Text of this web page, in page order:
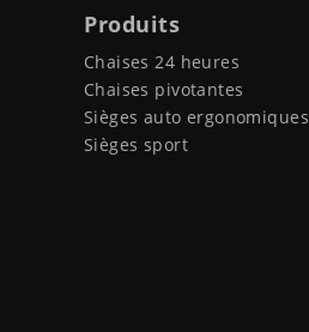
Produits
Chaises 24 heures
Chaises pivotantes
Sièges auto ergonomiques
Sièges sport